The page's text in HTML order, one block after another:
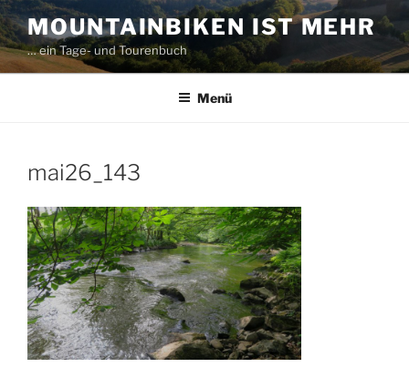
Zum
Inhalt
springen
MOUNTAINBIKEN IST MEHR
… ein Tage- und Tourenbuch
Menü
mai26_143